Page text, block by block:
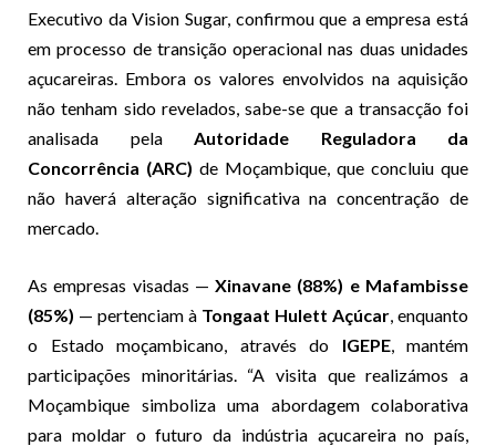
Executivo da Vision Sugar, confirmou que a empresa está
em processo de transição operacional nas duas unidades
açucareiras. Embora os valores envolvidos na aquisição
não tenham sido revelados, sabe-se que a transacção foi
analisada pela Autoridade Reguladora da
Concorrência (ARC) de Moçambique, que concluiu que
não haverá alteração significativa na concentração de
mercado.
As empresas visadas —Xinavane (88%) e Mafambisse
(85%) — pertenciam à Tongaat Hulett Açúcar, enquanto
o Estado moçambicano, através do IGEPE, mantém
participações minoritárias. “A visita que realizámos a
Moçambique simboliza uma abordagem colaborativa
para moldar o futuro da indústria açucareira no país,